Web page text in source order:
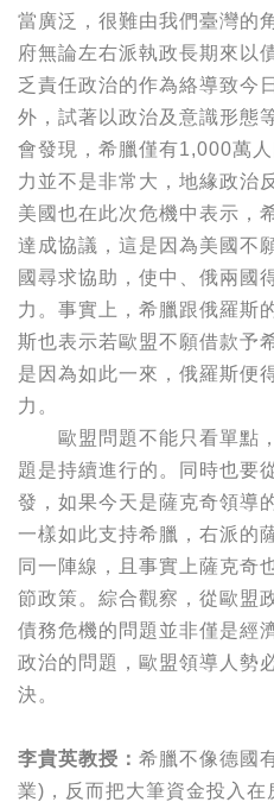
當廣泛，很難由我們臺灣的
府無論左右派執政長期來以
乏責任政治的作為絡導致今
外，試著以政治及意識形態
會發現，希臘僅有1,000萬
力並不是非常大，地緣政治
美國也在此次危機中表示，
達成協議，這是因為美國不
國尋求協助，使中、俄兩國
力。事實上，希臘跟俄羅斯
斯也表示若歐盟不願借款予
是因為如此一來，俄羅斯便
力。
歐盟問題不能只看單點，
題是持續進行的。同時也要
發，如果今天是薩克奇領導
一樣如此支持希臘，右派的
同一陣線，且事實上薩克奇
節政策。綜合觀察，從歐盟
債務危機的問題並非僅是經
政治的問題，歐盟領導人勢
決。
李貴英教授： 希臘不像德國
業)，反而把大筆資金投入在